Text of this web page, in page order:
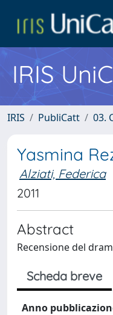
IRIS
IRIS PubliCatt 03.
Yasmina
Alziati, Federica
2011
Abstract
Recensione del
Scheda breve
Anno